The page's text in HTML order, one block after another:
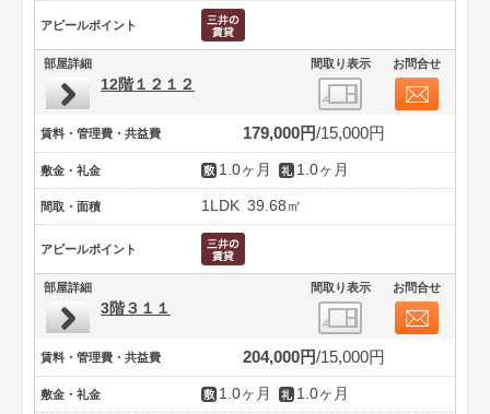
アピールポイント
部屋詳細 間取り表示 お問合せ
12階１２１２
賃料・管理費・共益費 179,000円 15,000円
敷金・礼金 1.0ヶ月 1.0ヶ月
間取・面積 1LDK 39.68㎡
アピールポイント
部屋詳細 間取り表示 お問合せ
3階３１１
賃料・管理費・共益費 204,000円 15,000円
敷金・礼金 1.0ヶ月 1.0ヶ月